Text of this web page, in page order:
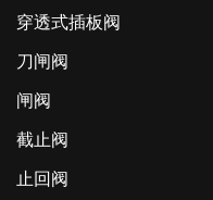
穿透式插板阀
刀闸阀
闸阀
截止阀
止回阀